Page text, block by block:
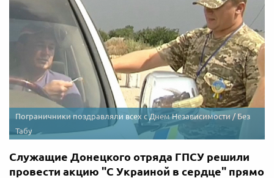
Пограничники поздравляли всех с Днем Независимости / Без
Табу
Служащие Донецкого отряда ГПСУ решили
провести акцию "С Украиной в сердце" прямо